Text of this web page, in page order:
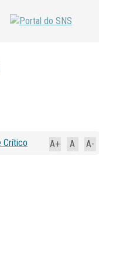
A-
A
A+
Crítico